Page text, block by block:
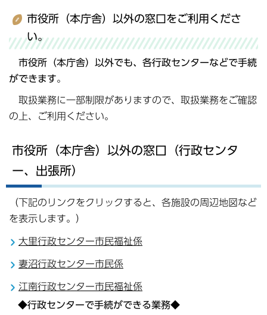
市役所（本庁舎）以外の窓口をご利用くださ
い。
市役所（本庁舎）以外でも、各行政センターなどで手続
ができます。
取扱業務に一部制限がありますので、取扱業務をご確認
の上、ご利用ください。
市役所（本庁舎）以外の窓口（行政センタ
ー、出張所）
（下記のリンクをクリックすると、各施設の周辺地図など
を表示します。）
大里行政センター市民福祉係
妻沼行政センター市民係
江南行政センター市民福祉係
◆行政センターで手続ができる業務◆